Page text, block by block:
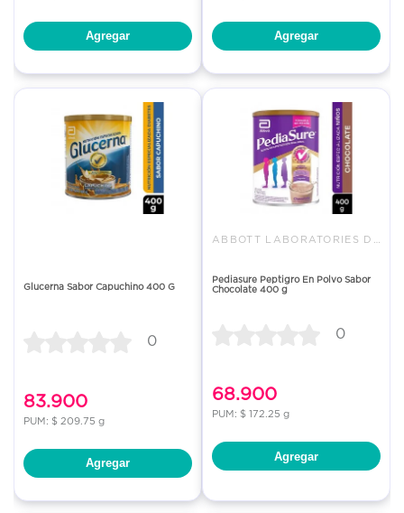
Agregar Agregar
Glucerna Sabor Capuchino 400 G
0
83.900
PUM: $ 209.75 g
Agregar
Pediasure Peptigro En Polvo Sabor
Chocolate 400 g
0
68.900
PUM: $ 172.25 g
Agregar